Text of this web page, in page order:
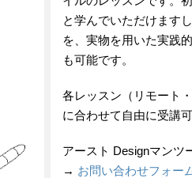
と学んでいただけます
を、実物を用いた実践
も可能です。
各レッスン（リモート
に合わせて自由に受講可
アースト Designマンツ
→ お問い合わせフォー